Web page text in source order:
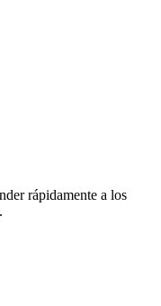
rápidamente a los